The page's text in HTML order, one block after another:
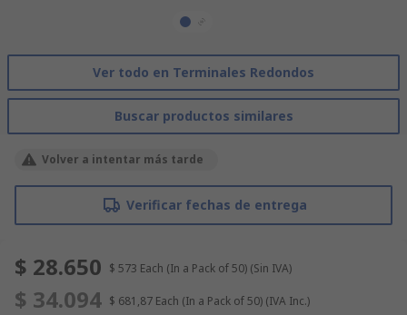
Ver todo en Terminales Redondos
Buscar productos similares
Volver a intentar más tarde
Verificar fechas de entrega
$ 28.650 $ 573 Each (In a Pack of 50) (Sin IVA)
$ 34.094 $ 681,87 Each (In a Pack of 50) (IVA Inc.)